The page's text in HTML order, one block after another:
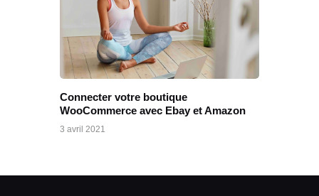
Connecter votre boutique
WooCommerce avec Ebay et Amazon
3 avril 2021